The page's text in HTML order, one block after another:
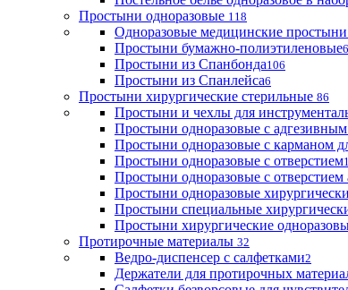
Простыни одноразовые 118
Одноразовые медицинские простыни
Простыни бумажно-полиэтиленовые6
Простыни из Спанбонда106
Простыни из Спанлейса6
Простыни хирургические стерильные 86
Простыни и чехлы для
Простыни одноразовые с
Простыни одноразовые с карманом
Простыни одноразовые с отверстием
Простыни одноразовые с отверстием
Простыни одноразовые
Простыни специальные
Простыни хирургические
Протирочные материалы 32
Ведро-диспенсер с салфетками2
Держатели для протирочных